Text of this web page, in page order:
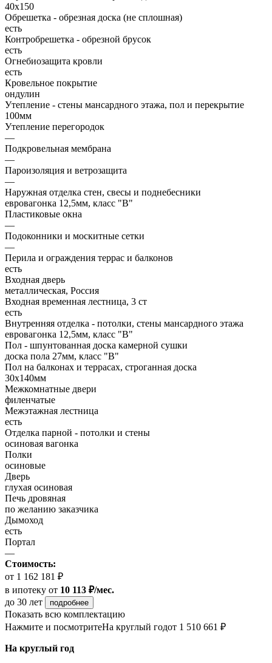
40х150
Обрешетка - обрезная доска (не сплошная)
есть
Контробрешетка - обрезной брусок
есть
Огнебиозащита кровли
есть
Кровельное покрытие
ондулин
Утепление - стены мансардного этажа, пол и перекрытие
100мм
Утепление перегородок
—
Подкровельная мембрана
—
Пароизоляция и ветрозащита
—
Наружная отделка стен, свесы и поднебесники
евровагонка 12,5мм, класс "В"
Пластиковые окна
—
Подоконники и москитные сетки
—
Перила и ограждения террас и балконов
есть
Входная дверь
металлическая, Россия
Входная временная лестница, 3 ст
есть
Внутренняя отделка - потолки, стены мансардного этажа
евровагонка 12,5мм, класс "В"
Пол - шпунтованная доска камерной сушки
доска пола 27мм, класс "B"
Пол на балконах и террасах, строганная доска
30x140мм
Межкомнатные двери
филенчатые
Межэтажная лестница
есть
Отделка парной - потолки и стены
осиновая вагонка
Полки
осиновые
Дверь
глухая осиновая
Печь дровяная
по желанию заказчика
Дымоход
есть
Портал
—
Стоимость:
от 1 162 181 ₽
в ипотеку от 10 113 ₽/мес.
до 30 лет
подробнее
Показать всю комплектацию
Нажмите и посмотритеНа круглый годот 1 510 661 ₽
На круглый год